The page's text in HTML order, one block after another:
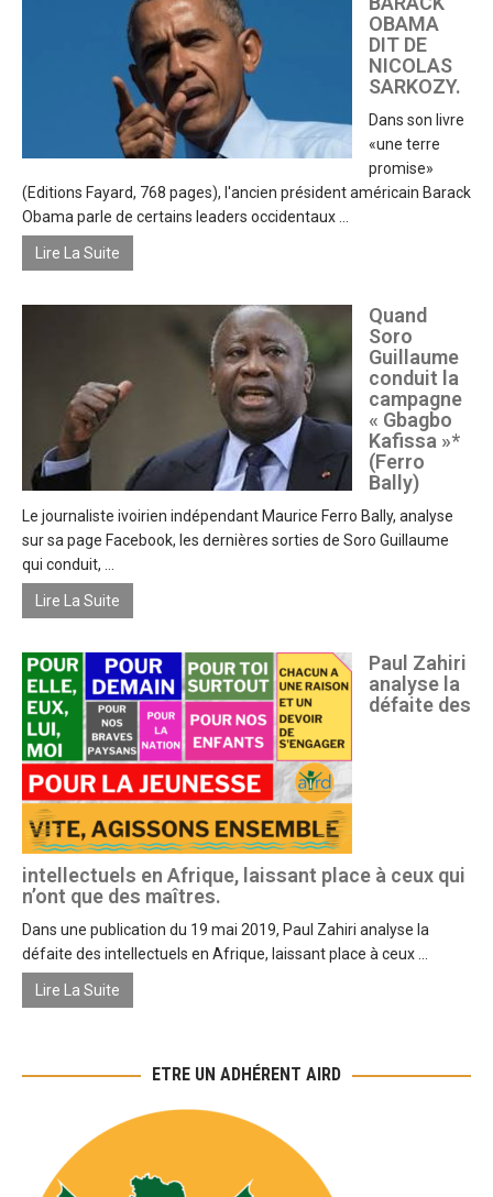
OBAMA
DIT DE
NICOLAS
SARKOZY.
Dans son livre
«une terre
promise»
(Editions Fayard, 768 pages), l'ancien président américain Barack
Obama parle de certains leaders occidentaux ...
Lire La Suite
Quand
Soro
Guillaume
conduit la
campagne
« Gbagbo
Kafissa »*
(Ferro
Bally)
Le journaliste ivoirien indépendant Maurice Ferro Bally, analyse
sur sa page Facebook, les dernières sorties de Soro Guillaume
qui conduit, ...
Lire La Suite
Paul Zahiri
analyse la
défaite des
intellectuels en Afrique, laissant place à ceux qui
n’ont que des maîtres.
Dans une publication du 19 mai 2019, Paul Zahiri analyse la
défaite des intellectuels en Afrique, laissant place à ceux ...
Lire La Suite
ETRE UN ADHÉRENT AIRD